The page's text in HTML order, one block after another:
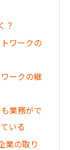
？
ワークの
ークの継
業務がで
いる
業の取り